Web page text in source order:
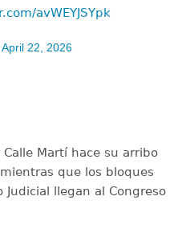
avWEYJSYpk
April 22, 2026
Martí hace su arribo
que los bloques
llegan al Congreso